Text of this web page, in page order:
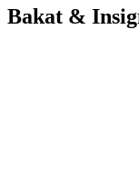
Bakat &